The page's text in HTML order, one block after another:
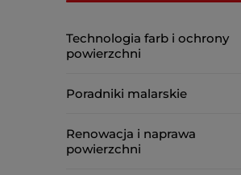
Technologia farb i ochrony
powierzchni
Poradniki malarskie
Renowacja i naprawa
powierzchni